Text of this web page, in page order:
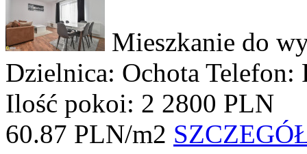
Mieszkanie do
Dzielnica: Ochota Telefon:
Ilość pokoi: 2 2800 PLN
60.87 PLN/m2